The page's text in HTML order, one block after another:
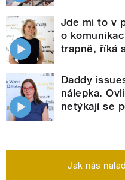
Jde mi to v
o
trapně, říká
Daddy
nálepka.
netýkají se
Jak nás